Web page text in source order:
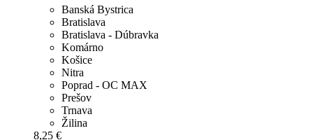
Banská Bystrica
Bratislava
Bratislava - Dúbravka
Komárno
Košice
Nitra
Poprad - OC MAX
Prešov
Trnava
Žilina
8,25 €